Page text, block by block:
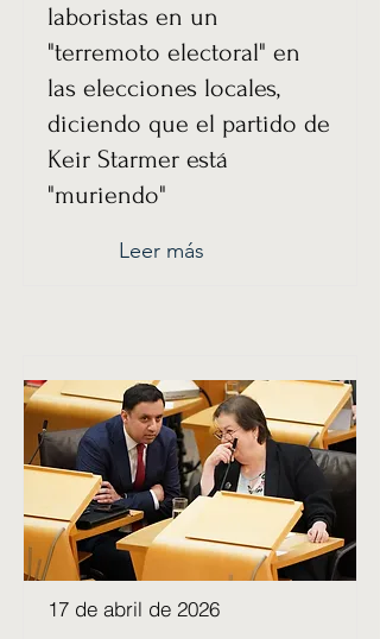
laboristas en un
"terremoto electoral" en
las elecciones locales,
diciendo que el partido de
Keir Starmer está
"muriendo"
Leer más
17 de abril de 2026